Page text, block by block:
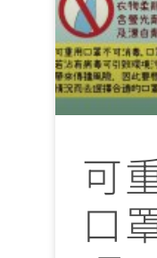
可
口